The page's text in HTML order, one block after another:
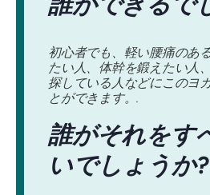
初心者でも、軽い腰痛のあ
たい人、体幹を鍛えたい人
探している人などにこのヨ
とができます。.
誰がそれをす
いでしょうか?